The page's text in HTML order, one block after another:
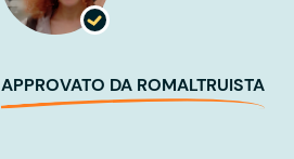
APPROVATO DA ROMALTRUISTA